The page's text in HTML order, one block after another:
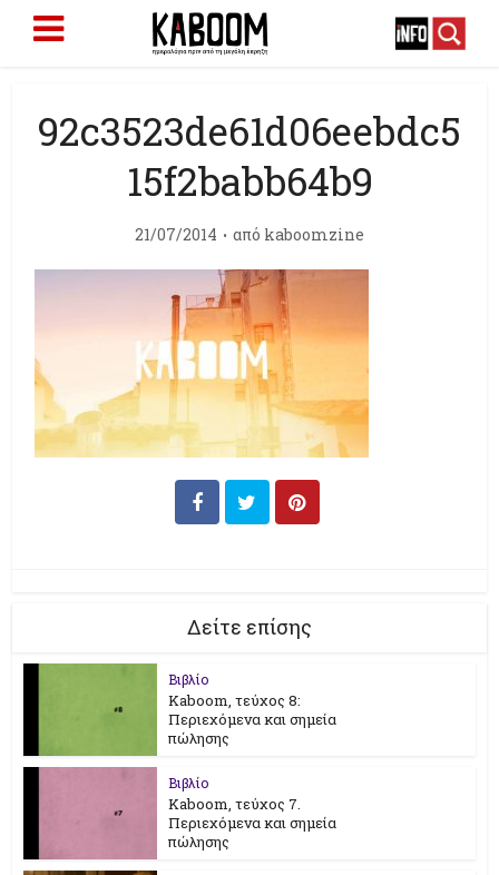
92c3523de61d06eebdc5
15f2babb64b9
21/07/2014 από kaboomzine
Δείτε επίσης
Βιβλίο
Kaboom, τεύχος 8:
Περιεχόμενα και σημεία
πώλησης
Βιβλίο
Kaboom, τεύχος 7.
Περιεχόμενα και σημεία
πώλησης